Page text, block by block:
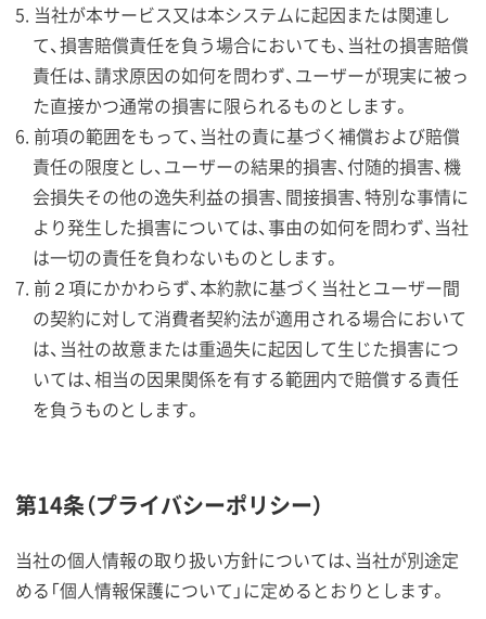
当社が本サービス又は本システムに起因または関連し
て、損害賠償責任を負う場合においても、当社の損害賠償
責任は、請求原因の如何を問わず、ユーザーが現実に被っ
た直接かつ通常の損害に限られるものとします。
前項の範囲をもって、当社の責に基づく補償および賠償
責任の限度とし、ユーザーの結果的損害、付随的損害、機
会損失その他の逸失利益の損害、間接損害、特別な事情に
より発生した損害については、事由の如何を問わず、当社
は一切の責任を負わないものとします。
前２項にかかわらず、本約款に基づく当社とユーザー間
の契約に対して消費者契約法が適用される場合において
は、当社の故意または重過失に起因して生じた損害につ
いては、相当の因果関係を有する範囲内で賠償する責任
を負うものとします。
第14条（プライバシーポリシー）
当社の個人情報の取り扱い方針については、当社が別途定
める「個人情報保護について」に定めるとおりとします。